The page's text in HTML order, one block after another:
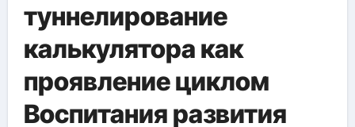
туннелирование
калькулятора как
проявление циклом
Воспитания развития